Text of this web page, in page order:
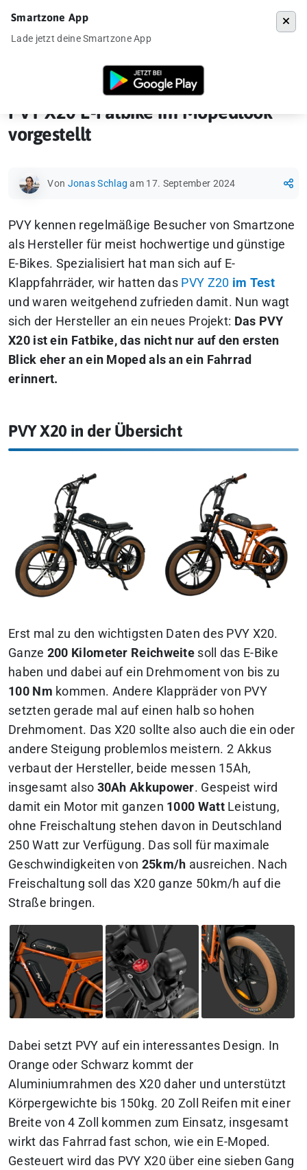
»E-Bike & E-Scooter
PVY X20 E-Fatbike im Mopedlook
vorgestellt
Von Jonas Schlag am 17. September 2024
PVY kennen regelmäßige Besucher von Smartzone
als Hersteller für meist hochwertige und günstige
E-Bikes. Spezialisiert hat man sich auf E-
Klappfahrräder, wir hatten das PVY Z20 im Test
und waren weitgehend zufrieden damit. Nun wagt
sich der Hersteller an ein neues Projekt: Das PVY
X20 ist ein Fatbike, das nicht nur auf den ersten
Blick eher an ein Moped als an ein Fahrrad
erinnert.
PVY X20 in der Übersicht
Erst mal zu den wichtigsten Daten des PVY X20.
Ganze 200 Kilometer Reichweite soll das E-Bike
haben und dabei auf ein Drehmoment von bis zu
100 Nm kommen. Andere Klappräder von PVY
setzten gerade mal auf einen halb so hohen
Drehmoment. Das X20 sollte also auch die ein oder
andere Steigung problemlos meistern. 2 Akkus
verbaut der Hersteller, beide messen 15Ah,
insgesamt also 30Ah Akkupower. Gespeist wird
damit ein Motor mit ganzen 1000 WattLeistung,
ohne Freischaltung stehen davon in Deutschland
250 Watt zur Verfügung. Das soll für maximale
Geschwindigkeiten von 25km/h ausreichen. Nach
Freischaltung soll das X20 ganze 50km/h auf die
Straße bringen.
Dabei setzt PVY auf ein interessantes Design. In
Orange oder Schwarz kommt der
Aluminiumrahmen des X20 daher und unterstützt
Körpergewichte bis 150kg. 20 Zoll Reifen mit einer
Breite von 4 Zoll kommen zum Einsatz, insgesamt
wirkt das Fahrrad fast schon, wie ein E-Moped.
Gesteuert wird das PVY X20 über eine sieben Gang
Smartzone App
Lade jetzt deine Smartzone App